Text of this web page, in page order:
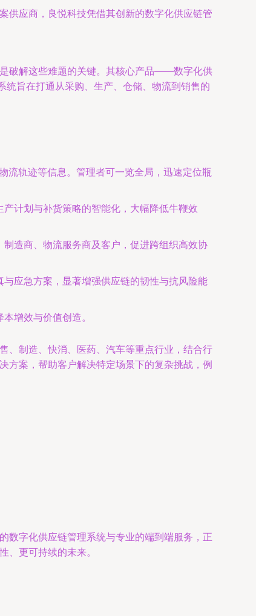
供应商，良悦科技凭借其创新的数字化供应链管
破解这些难题的关键。其核心产品——数字化供
旨在打通从采购、生产、仓储、物流到销售的
流轨迹等信息。管理者可一览全局，迅速定位瓶
计划与补货策略的智能化，大幅降低牛鞭效
造商、物流服务商及客户，促进跨组织高效协
应急方案，显著增强供应链的韧性与抗风险能
增效与价值创造。
、制造、快消、医药、汽车等重点行业，结合行
方案，帮助客户解决特定场景下的复杂挑战，例
数字化供应链管理系统与专业的端到端服务，正
、更可持续的未来。